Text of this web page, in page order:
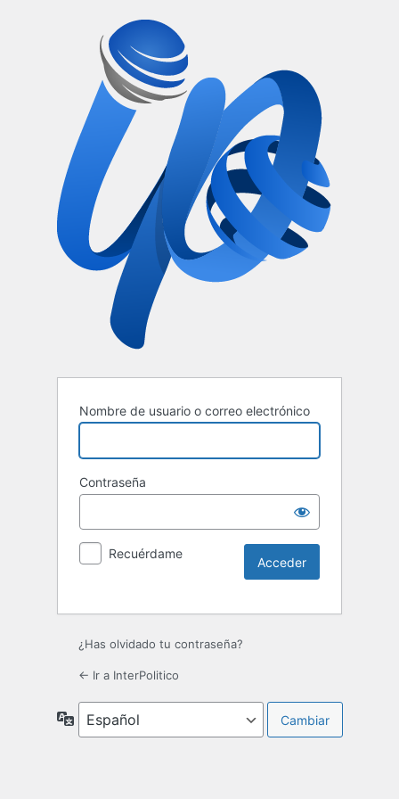
Nombre de usuario o correo electrónico
Contraseña
Recuérdame
¿Has olvidado tu contraseña?
← Ir a InterPolitico
Idioma